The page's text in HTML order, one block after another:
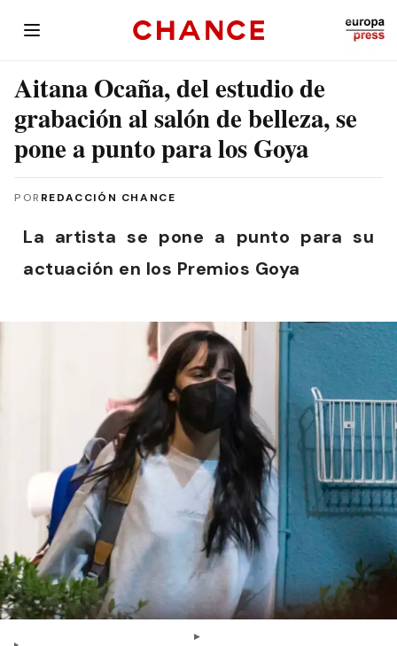
Aitana Ocaña, del estudio de
grabación al salón de belleza, se
pone a punto para los Goya
POR REDACCIÓN CHANCE
La artista se pone a punto para su
actuación en los Premios Goya